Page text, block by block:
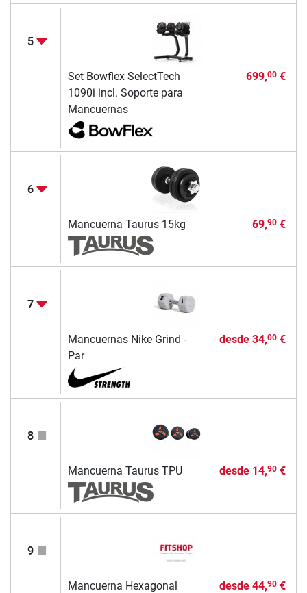
5
Set Bowflex SelectTech
1090i incl. Soporte para
Mancuernas
699,00€
6
Mancuerna Taurus 15kg 69,90€
7
Mancuernas Nike Grind -
Par
desde 34,00€
8
Mancuerna Taurus TPU desde 14,90€
9
Mancuerna Hexagonal desde 44,90€